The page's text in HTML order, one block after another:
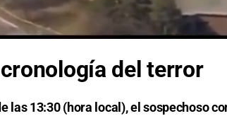
del terror
las 13:30 (hora local), el sospechoso